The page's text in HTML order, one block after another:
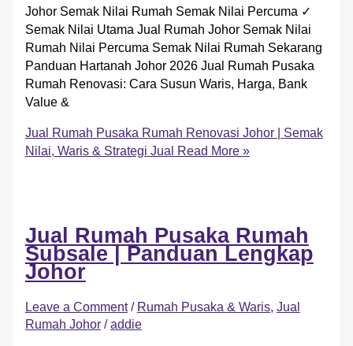
Johor Semak Nilai Rumah Semak Nilai Percuma ✓
Semak Nilai Utama Jual Rumah Johor Semak Nilai
Rumah Nilai Percuma Semak Nilai Rumah Sekarang
Panduan Hartanah Johor 2026 Jual Rumah Pusaka
Rumah Renovasi: Cara Susun Waris, Harga, Bank
Value &
Jual Rumah Pusaka Rumah Renovasi Johor | Semak
Nilai, Waris & Strategi Jual
Read More »
Jual Rumah Pusaka Rumah
Subsale | Panduan Lengkap
Johor
Leave a Comment / Rumah Pusaka & Waris, Jual
Rumah Johor/addie